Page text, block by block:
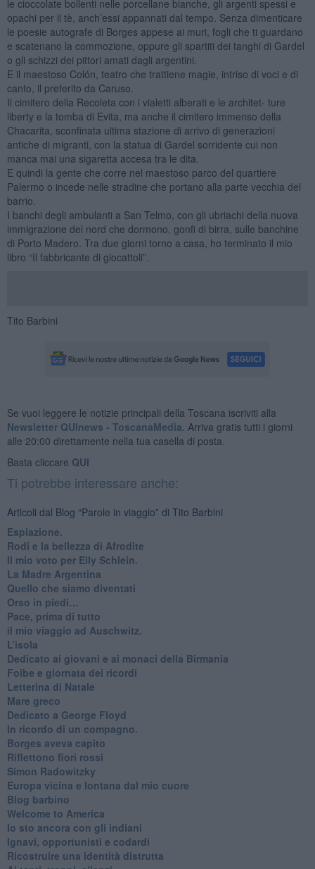
le cioccolate bollenti nelle porcellane bianche, gli argenti spessi e
opachi per il tè, anch’essi appannati dal tempo. Senza dimenticare
le poesie autografe di Borges appese ai muri, fogli che ti guardano
e scatenano la commozione, oppure gli spartiti dei tanghi di Gardel
o gli schizzi dei pittori amati dagli argentini.
E il maestoso Colón, teatro che trattiene magie, intriso di voci e di
canto, il preferito da Caruso.
Il cimitero della Recoleta con i vialetti alberati e le architet- ture
liberty e la tomba di Evita, ma anche il cimitero immenso della
Chacarita, sconfinata ultima stazione di arrivo di generazioni
antiche di migranti, con la statua di Gardel sorridente cui non
manca mai una sigaretta accesa tra le dita.
E quindi la gente che corre nel maestoso parco del quartiere
Palermo o incede nelle stradine che portano alla parte vecchia del
barrio.
I banchi degli ambulanti a San Telmo, con gli ubriachi della nuova
immigrazione del nord che dormono, gonfi di birra, sulle banchine
di Porto Madero. Tra due giorni torno a casa, ho terminato il mio
libro “Il fabbricante di giocattoli”.
Tito Barbini
Se vuoi leggere le notizie principali della Toscana iscriviti alla
Newsletter QUInews - ToscanaMedia. Arriva gratis tutti i giorni
alle 20:00 direttamente nella tua casella di posta.
Basta cliccare QUI
Ti potrebbe interessare anche:
Articoli dal Blog “Parole in viaggio” di Tito Barbini
Espiazione.
Rodi e la bellezza di Afrodite
​Il mio voto per Elly Schlein.
​La Madre Argentina
Quello che siamo diventati
Orso in piedi…
​Pace, prima di tutto
​il mio viaggio ad Auschwitz.
​L’isola
Dedicato ai giovani e ai monaci della Birmania
​Foibe e giornata dei ricordi
Letterina di Natale
Mare greco
​Dedicato a George Floyd
​In ricordo di un compagno.
Borges aveva capito
Riflettono fiori rossi
Simon Radowitzky
Europa vicina e lontana dal mio cuore
Blog barbino
Welcome to America
​Io sto ancora con gli indiani
​Ignavi, opportunisti e codardi
Ricostruire una identità distrutta